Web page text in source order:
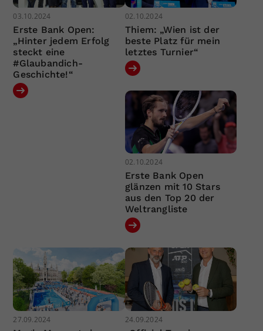
03.10.2024
Erste Bank Open:
„Hinter jedem Erfolg
steckt eine
#Glaubandich-
Geschichte!“
02.10.2024
Thiem: „Wien ist der
beste Platz für mein
letztes Turnier“
02.10.2024
Erste Bank Open
glänzen mit 10 Stars
aus den Top 20 der
Weltrangliste
27.09.2024 24.09.2024